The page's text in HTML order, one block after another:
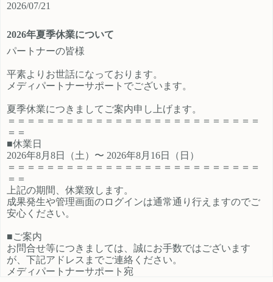
ださい。 メディパートナーにご登録
いただいているアフィリエイター様
連絡ください。
ール欄に注目のカテゴリを見たとい
う旨をご入力ください。 メディパー
ィリエイター様は「お問い合わせは
こちら」からご連絡ください。
2026/07/21
2026年夏季休業について
パートナーの皆様
平素よりお世話になっております。
メディパートナーサポートでございます。
夏季休業につきましてご案内申し上げます。
＝＝＝＝＝＝＝＝＝＝＝＝＝＝＝＝＝＝＝＝＝＝＝＝＝＝
＝＝
■休業日
2026年8月8日（土）〜 2026年8月16日（日）
＝＝＝＝＝＝＝＝＝＝＝＝＝＝＝＝＝＝＝＝＝＝＝＝＝＝
＝＝
上記の期間、休業致します。
成果発生や管理画面のログインは通常通り行えますのでご
安心ください。
■ご案内
お問合せ等につきましては、誠にお手数ではございます
が、下記アドレスまでご連絡ください。
メディパートナーサポート宛